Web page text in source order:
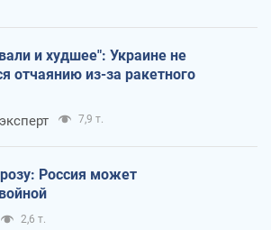
и худшее": Украине не
отчаянию из-за ракетного
7,9 т.
Россия может
2,6 т.